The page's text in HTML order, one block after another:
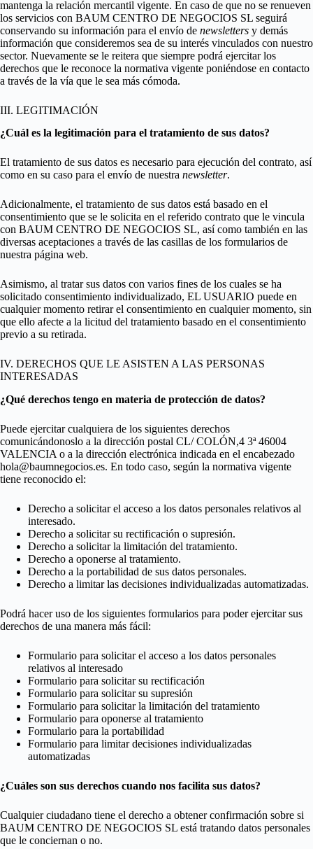
mantenga la relación mercantil vigente. En caso de que no se renueven
los servicios con BAUM CENTRO DE NEGOCIOS SL seguirá
conservando su información para el envío de newsletters y demás
información que consideremos sea de su interés vinculados con nuestro
sector. Nuevamente se le reitera que siempre podrá ejercitar los
derechos que le reconoce la normativa vigente poniéndose en contacto
a través de la vía que le sea más cómoda.
III. LEGITIMACIÓN
¿Cuál es la legitimación para el tratamiento de sus datos?
El tratamiento de sus datos es necesario para ejecución del contrato, así
como en su caso para el envío de nuestra newsletter.
Adicionalmente, el tratamiento de sus datos está basado en el
consentimiento que se le solicita en el referido contrato que le vincula
con BAUM CENTRO DE NEGOCIOS SL, así como también en las
diversas aceptaciones a través de las casillas de los formularios de
nuestra página web.
Asimismo, al tratar sus datos con varios fines de los cuales se ha
solicitado consentimiento individualizado, EL USUARIO puede en
cualquier momento retirar el consentimiento en cualquier momento, sin
que ello afecte a la licitud del tratamiento basado en el consentimiento
previo a su retirada.
IV. DERECHOS QUE LE ASISTEN A LAS PERSONAS
INTERESADAS
¿Qué derechos tengo en materia de protección de datos?
Puede ejercitar cualquiera de los siguientes derechos
comunicándonoslo a la dirección postal CL/ COLÓN,4 3ª 46004
VALENCIA o a la dirección electrónica indicada en el encabezado
hola@baumnegocios.es. En todo caso, según la normativa vigente
tiene reconocido el:
Derecho a solicitar el acceso a los datos personales relativos al
interesado.
Derecho a solicitar su rectificación o supresión.
Derecho a solicitar la limitación del tratamiento.
Derecho a oponerse al tratamiento.
Derecho a la portabilidad de sus datos personales.
Derecho a limitar las decisiones individualizadas automatizadas.
Podrá hacer uso de los siguientes formularios para poder ejercitar sus
derechos de una manera más fácil:
Formulario para solicitar el acceso a los datos personales
relativos al interesado
Formulario para solicitar su rectificación
Formulario para solicitar su supresión
Formulario para solicitar la limitación del tratamiento
Formulario para oponerse al tratamiento
Formulario para la portabilidad
Formulario para limitar decisiones individualizadas
automatizadas
¿Cuáles son sus derechos cuando nos facilita sus datos?
Cualquier ciudadano tiene el derecho a obtener confirmación sobre si
BAUM CENTRO DE NEGOCIOS SL está tratando datos personales
que le conciernan o no.